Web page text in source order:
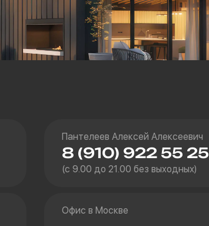
Пантелеев Алексей Алексеевич
8 (910) 922 55 25
(с 9.00 до 21.00 без выходных)
Офис в Москве